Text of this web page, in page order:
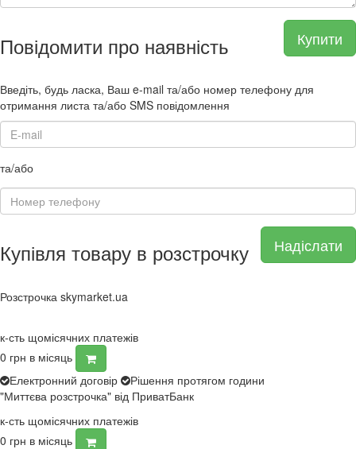
Купити
Повідомити про наявність
Введіть, будь ласка, Ваш e-mail та/або номер телефону для
отримання листа та/або SMS повідомлення
та/або
Надіслати
Купівля товару в розстрочку
Розстрочка skymarket.ua
к-сть щомісячних платежів
0 грн в місяць
Електронний договір
Рішення протягом години
"Миттєва розстрочка" від ПриватБанк
к-сть щомісячних платежів
0 грн в місяць